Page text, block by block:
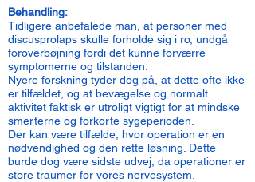
Behandling:
Tidligere anbefalede man, at personer med
discusprolaps skulle forholde sig i ro, undgå
foroverbøjning fordi det kunne forværre
symptomerne og tilstanden.
Nyere forskning tyder dog på, at dette ofte ikke
er tilfældet, og at bevægelse og normalt
aktivitet faktisk er utroligt vigtigt for at mindske
smerterne og forkorte sygeperioden.
Der kan være tilfælde, hvor operation er en
nødvendighed og den rette løsning. Dette
burde dog være sidste udvej, da operationer er
store traumer for vores nervesystem.